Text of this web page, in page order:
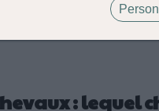
chevaux qui ont
: lequel